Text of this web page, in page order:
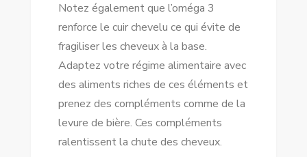
Notez également que l’oméga 3
renforce le cuir chevelu ce qui évite de
fragiliser les cheveux à la base.
Adaptez votre régime alimentaire avec
des aliments riches de ces éléments et
prenez des compléments comme de la
levure de bière. Ces compléments
ralentissent la chute des cheveux.